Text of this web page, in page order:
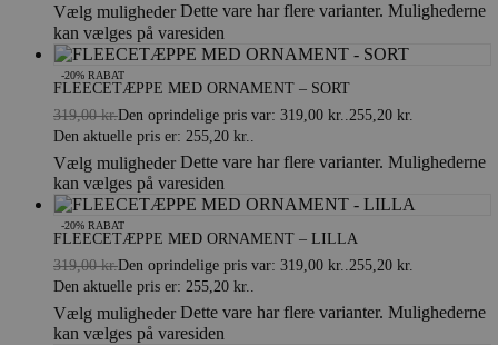
Vælg muligheder Dette vare har flere varianter. Mulighederne
kan vælges på varesiden
-20% RABAT
FLEECETÆPPE MED ORNAMENT – SORT
319,00kr.Den oprindelige pris var: 319,00 kr.. 255,20 kr.
Den aktuelle pris er: 255,20 kr..
Vælg muligheder Dette vare har flere varianter. Mulighederne
kan vælges på varesiden
-20% RABAT
FLEECETÆPPE MED ORNAMENT – LILLA
319,00kr.Den oprindelige pris var: 319,00 kr.. 255,20 kr.
Den aktuelle pris er: 255,20 kr..
Vælg muligheder Dette vare har flere varianter. Mulighederne
kan vælges på varesiden